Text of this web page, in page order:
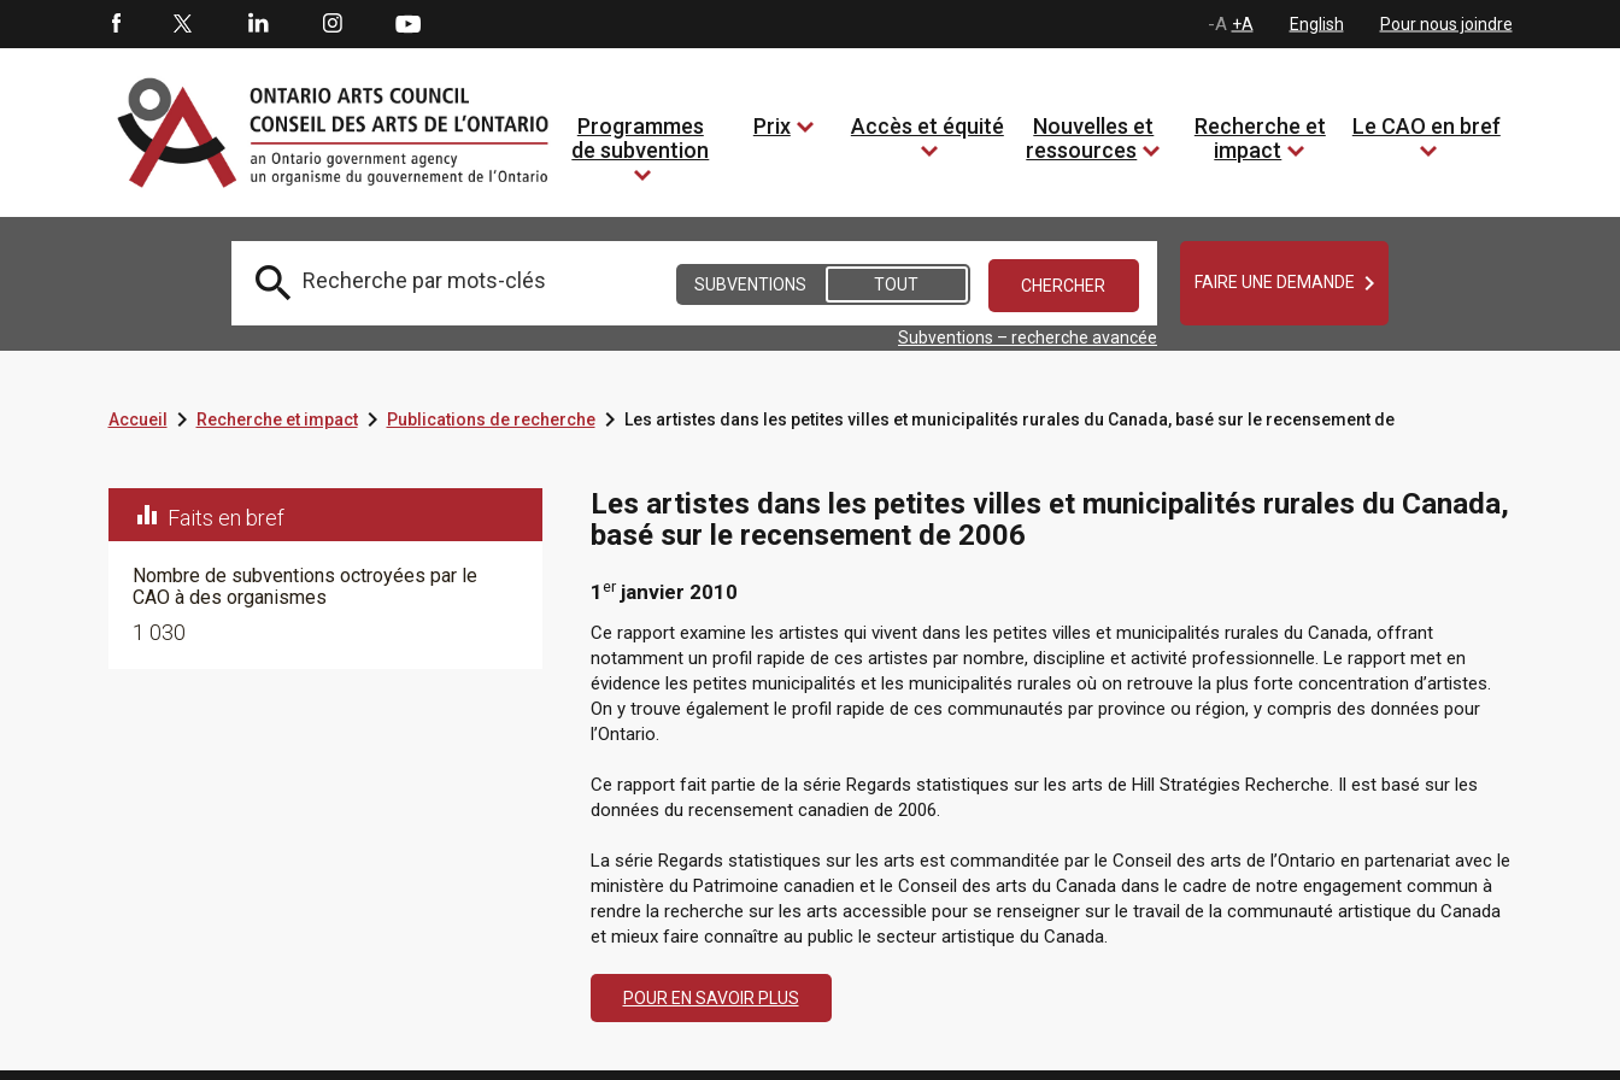
-A +A English Pour nous joindre
Programmes
de subvention
Prix Accès et équité
Nouvelles et
ressources
Recherche et
impact
Le CAO en bref
 SUBVENTIONS TOUT
Subventions – recherche avancée
FAIRE UNE DEMANDE 
Accueil Recherche et impactPublications de recherche Les artistes dans les petites villes et municipalités rurales du Canada, basé sur le recensement de
 Faits en bref
Nombre de subventions octroyées par le
CAO à des organismes
1 030
Les artistes dans les petites villes et municipalités rurales du Canada,
basé sur le recensement de 2006
1 erjanvier 2010
Ce rapport examine les artistes qui vivent dans les petites villes et municipalités rurales du Canada, offrant
notamment un profil rapide de ces artistes par nombre, discipline et activité professionnelle. Le rapport met en
évidence les petites municipalités et les municipalités rurales où on retrouve la plus forte concentration d’artistes.
On y trouve également le profil rapide de ces communautés par province ou région, y compris des données pour
l’Ontario.
Ce rapport fait partie de la série Regards statistiques sur les arts de Hill Stratégies Recherche. Il est basé sur les
données du recensement canadien de 2006.
La série Regards statistiques sur les arts est commanditée par le Conseil des arts de l’Ontario en partenariat avec le
ministère du Patrimoine canadien et le Conseil des arts du Canada dans le cadre de notre engagement commun à
rendre la recherche sur les arts accessible pour se renseigner sur le travail de la communauté artistique du Canada
et mieux faire connaître au public le secteur artistique du Canada.
POUR EN SAVOIR PLUS